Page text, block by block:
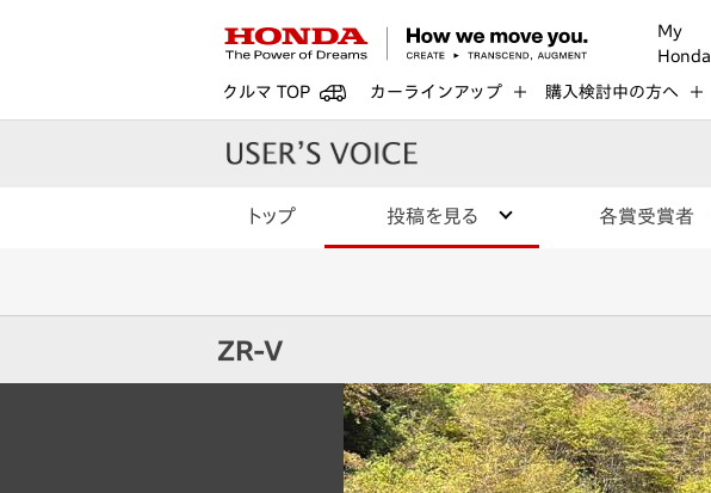
My
Honda
クルマ TOP カーラインアップ 購入検討中の方へ
トップ 投稿を見る 各賞受賞者
ZR-V